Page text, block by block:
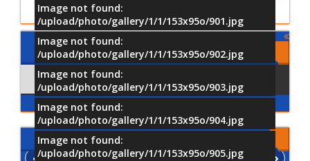
Image not found:
/upload/photo/gallery/1/1/153x95o/901.jpg
Image not found:
/upload/photo/gallery/1/1/153x95o/902.jpg
Image not found:
/upload/photo/gallery/1/1/153x95o/903.jpg
Image not found:
/upload/photo/gallery/1/1/153x95o/904.jpg
Image not found:
/upload/photo/gallery/1/1/153x95o/905.jpg